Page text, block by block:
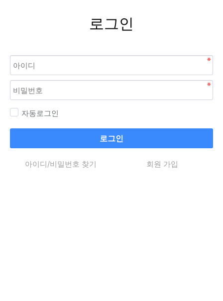
로그인
자동로그인
로그인
아이디/비밀번호 찾기 회원 가입